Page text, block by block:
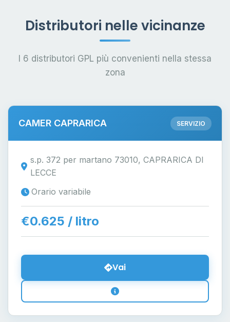
Distributori nelle vicinanze
I 6 distributori GPL più convenienti nella stessa
zona
CAMER CAPRARICA SERVIZIO
s.p. 372 per martano 73010, CAPRARICA DI
LECCE
Orario variabile
€0.625 / litro
Vai